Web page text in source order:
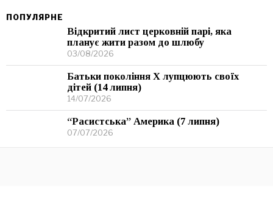
ПОПУЛЯРНЕ
Відкритий лист церковній парі, яка
планує жити разом до шлюбу
03/08/2026
Батьки покоління Х лупцюють своїх
дітей (14 липня)
14/07/2026
“Расистська” Америка (7 липня)
07/07/2026